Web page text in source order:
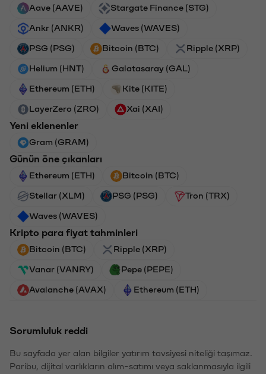
Aave (AAVE) Stargate Finance (STG)
Ankr (ANKR) Waves (WAVES)
PSG (PSG) Bitcoin (BTC) Ripple (XRP)
Helium (HNT) Galatasaray (GAL)
Ethereum (ETH) Kite (KITE)
LayerZero (ZRO) Xai (XAI)
Yeni eklenenler
Gram (GRAM)
Günün öne çıkanları
Ethereum (ETH) Bitcoin (BTC)
Stellar (XLM) PSG (PSG) Tron (TRX)
Waves (WAVES)
Kripto para fiyat tahminleri
Bitcoin (BTC) Ripple (XRP)
Vanar (VANRY) Pepe (PEPE)
Avalanche (AVAX) Ethereum (ETH)
Sorumluluk reddi
Bu sayfada yer alan bilgiler yatırım tavsiyesi niteliği taşımaz.
Paribu, dijital varlıkların alım-satımı veya saklanmasıyla ilgili